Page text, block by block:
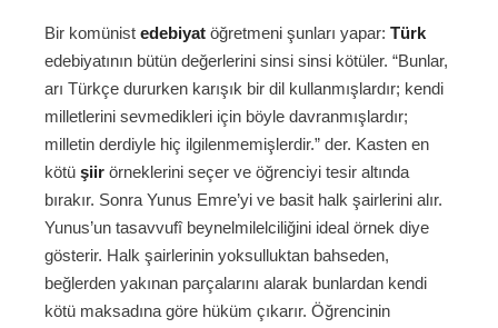
Bir komünist edebiyat öğretmeni şunları yapar: Türk
edebiyatının bütün değerlerini sinsi sinsi kötüler. “Bunlar,
arı Türkçe dururken karışık bir dil kullanmışlardır; kendi
milletlerini sevmedikleri için böyle davranmışlardır;
milletin derdiyle hiç ilgilenmemişlerdir.” der. Kasten en
kötü şiir örneklerini seçer ve öğrenciyi tesir altında
bırakır. Sonra Yunus Emre’yi ve basit halk şairlerini alır.
Yunus’un tasavvufî beynelmilelciliğini ideal örnek diye
gösterir. Halk şairlerinin yoksulluktan bahseden,
beğlerden yakınan parçalarını alarak bunlardan kendi
kötü maksadına göre hüküm çıkarır. Öğrencinin